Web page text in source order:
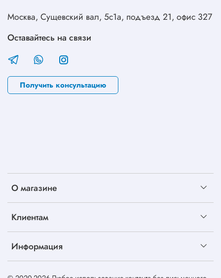
О магазине
Клиентам
Информация
Москва, Сущевский вал, 5с1а, подъезд 21, офис 327
Оставайтесь на связи
Получить консультацию